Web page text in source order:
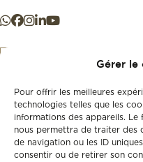
Gérer le
Pour offrir les meilleures
technologies telles que les
informations des appareils.
nous permettra de traiter des
de navigation ou les ID
consentir ou de retirer son
Store
New
+41 21